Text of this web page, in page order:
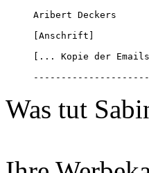
Aribert Deckers
[Anschrift]
[... Kopie der
Was tut